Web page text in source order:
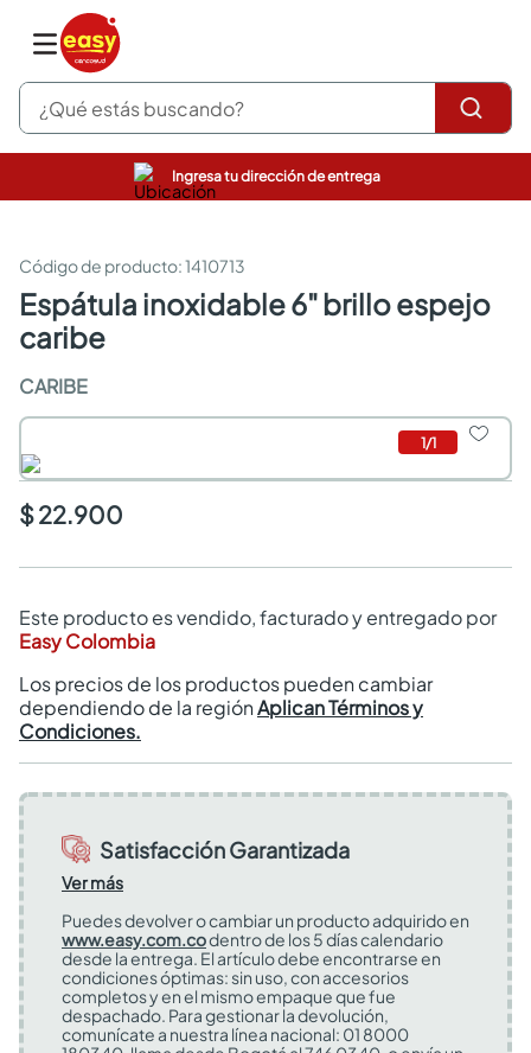
¿Qué estás buscando?
Ingresa tu dirección de entrega
:1410713
espátula inoxidable 6" brillo espejo
caribe
CARIBE
1/1
$ 22.900
Este producto es vendido, facturado y entregado por
Easy Colombia
Los precios de los productos pueden cambiar
dependiendo de la regiónAplican Términos y
Condiciones.
Satisfacción Garantizada
Ver más
Puedes devolver o cambiar un producto adquirido en
www.easy.com.codentro de los 5 días calendario
desde la entrega. El artículo debe encontrarse en
condiciones óptimas: sin uso, con accesorios
completos y en el mismo empaque que fue
despachado. Para gestionar la devolución,
comunícate a nuestra línea nacional: 01 8000
pinturas
sanitarios
comedor
escritorio
armarios closet
comedores